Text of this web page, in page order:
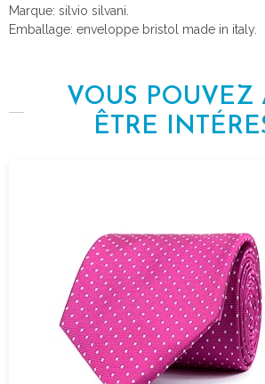
Marque: silvio silvani.
Emballage: enveloppe bristol made in italy.
VOUS POUVEZ
ÊTRE